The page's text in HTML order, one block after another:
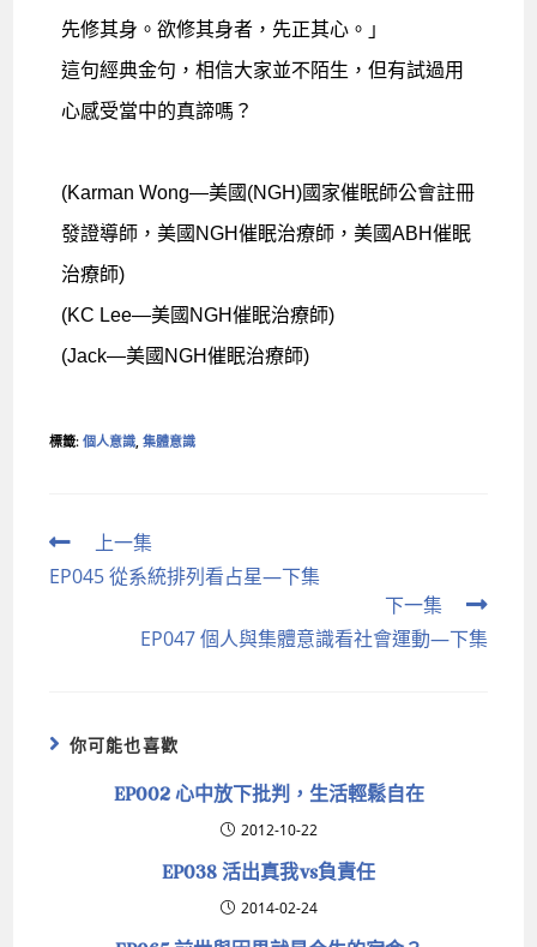
先修其身。欲修其身者，先正其心。」
這句經典金句，相信大家並不陌生，但有試過用
心感受當中的真諦嗎？
(Karman Wong—美國(NGH)國家催眠師公會註冊
發證導師，美國NGH催眠治療師，美國ABH催眠
治療師)
(KC Lee—美國NGH催眠治療師)
(Jack—美國NGH催眠治療師)
標籤:個人意識, 集體意識
上一集
EP045 從系統排列看占星—下集
下一集
EP047 個人與集體意識看社會運動—下集
你可能也喜歡
EP002 心中放下批判，生活輕鬆自在
2012-10-22
EP038 活出真我vs負責任
2014-02-24